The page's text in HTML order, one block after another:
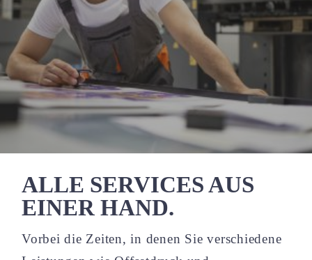
ALLE SERVICES AUS
EINER HAND.
Vorbei die Zeiten, in denen Sie verschiedene